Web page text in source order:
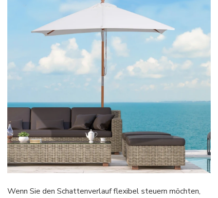
Wenn Sie den Schattenverlauf flexibel steuern möchten,